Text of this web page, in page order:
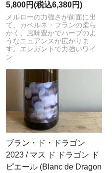
5,800円(税込6,380円)
メルローの力強さが前面に出
て、カベルネ・フランの柔ら
かく、風味豊かでハーブのよ
うなニュアンスが広がりま
す。エレガントで力強いワイ
ン
ブラン・ド・ドラゴン
2023 / マス ド ドラゴン ド
ピエール (Blanc de Dragon